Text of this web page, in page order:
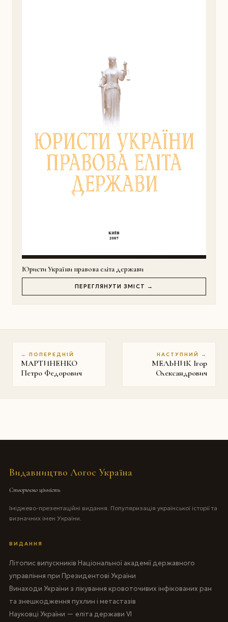
Юристи України правова еліта держави
ПЕРЕГЛЯНУТИ ЗМІСТ →
← ПОПЕРЕДНІЙ
МАРТИНЕНКО
Петро Федорович
НАСТУПНИЙ →
МЕЛЬНИК Ігор
Олександрович
Видавництво Логос Україна
Створюємо цінність
Іміджево-презентаційні видання. Популяризація української історії та
визначних імен України.
ВИДАННЯ
Літопис випускників Національної академії державного
управління при Президентові України
Винаходи України з лікування кровоточивих інфікованих ран
та знешкодження пухлин і метастазів
Науковці України — еліта держави VI